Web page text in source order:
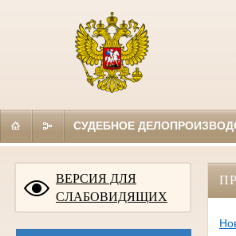
СУДЕБНОЕ
ВЕРСИЯ ДЛЯ
СЛАБОВИДЯЩИХ